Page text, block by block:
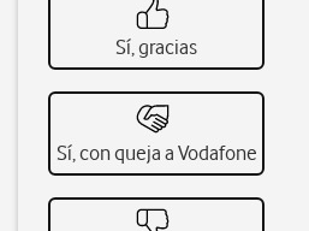
Sí, gracias
Sí, con queja a Vodafone